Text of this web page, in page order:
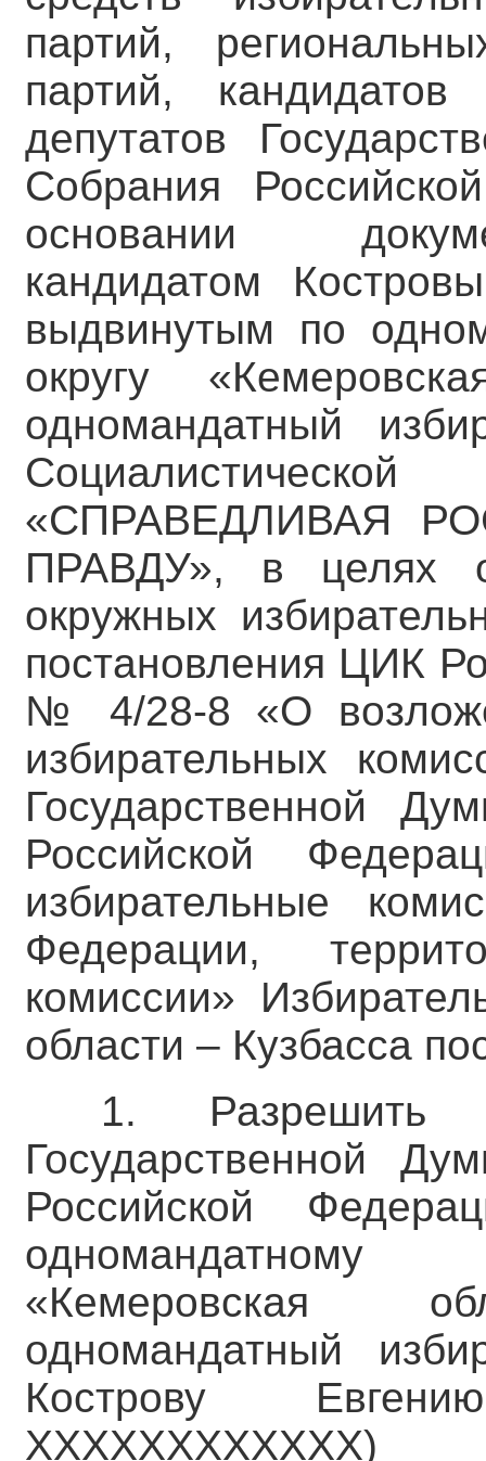
партий,
партий,
депутатов
Собрания
основании
кандидатом
выдвинутым по
округу
одномандатный
«СПРАВЕДЛИВАЯ
ПРАВДУ», в целях
окружных
постановления ЦИК
№ 4/28-8 «О
избирательных
Государственной
Российской
избирательные
Федерации,
комиссии»
области – Кузбасса
1. Разрешить
Государственной
Российской
одномандатному
«Кемеровская
одномандатный
Кострову